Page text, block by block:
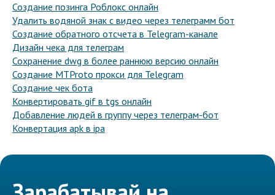
Создание позинга Роблокс онлайн
Удалить водяной знак с видео через телеграмм бот
Создание обратного отсчета в Telegram-канале
Дизайн чека для телеграм
Сохранение dwg в более раннюю версию онлайн
Создание MTProto прокси для Telegram
Создание чек бота
Конвертировать gif в tgs онлайн
Добавление людей в группу через телеграм-бот
Конвертация apk в ipa